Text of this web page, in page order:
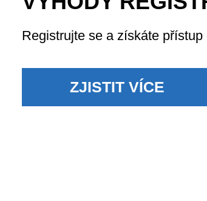
Registrujte se a získáte
ZJISTIT VÍCE